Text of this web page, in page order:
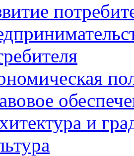
и